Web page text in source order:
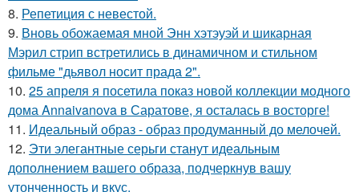
8. Репетиция с невестой.
9. Вновь обожаемая мной Энн хэтэуэй и шикарная
Мэрил стрип встретились в динамичном и стильном
фильме "дьявол носит прада 2".
10. 25 апреля я посетила показ новой коллекции модного
дома Annaivanova в Саратове, я осталась в восторге!
11. Идеальный образ - образ продуманный до мелочей.
12. Эти элегантные серьги станут идеальным
дополнением вашего образа, подчеркнув вашу
утонченность и вкус.